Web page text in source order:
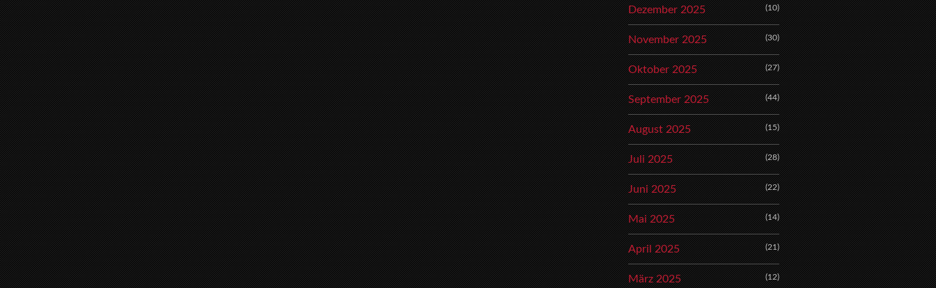
Dezember 2025 (10)
November 2025 (30)
Oktober 2025 (27)
September 2025 (44)
August 2025 (15)
Juli 2025 (28)
Juni 2025 (22)
Mai 2025 (14)
April 2025 (21)
März 2025 (12)